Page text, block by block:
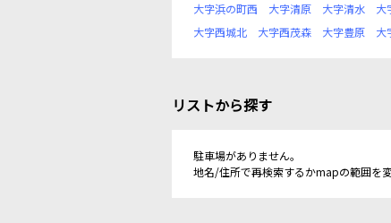
大字浜の町西
大字清原 大字清水 大
大字西城北
大字西茂森 大字豊原 大
リストから探す
駐車場がありません。
地名/住所で再検索するかmapの範囲を変